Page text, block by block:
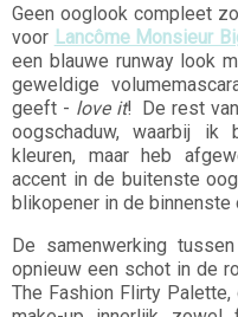
Geen ooglook compleet
voor Lancôme Monsieur
een blauwe runway look
geweldige
geeft - love it! De rest
oogschaduw, waarbij ik
kleuren, maar heb
accent in de buitenste
blikopener in de binnenste
De samenwerking
opnieuw een schot in de
The Fashion Flirty